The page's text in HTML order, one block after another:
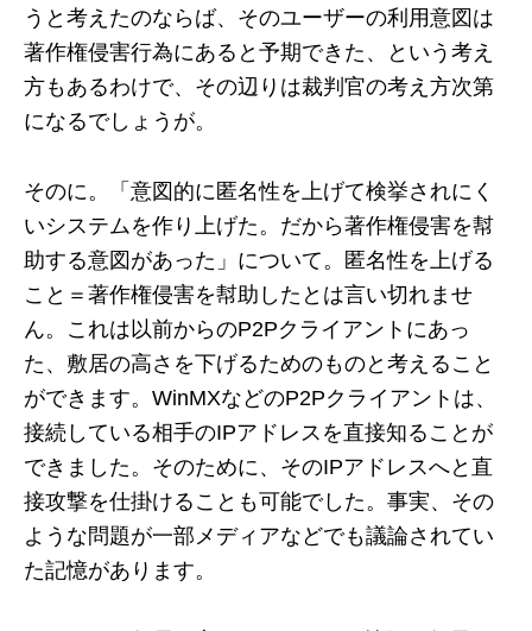
うと考えたのならば、そのユーザーの利用意図は
著作権侵害行為にあると予期できた、という考え
方もあるわけで、その辺りは裁判官の考え方次第
になるでしょうが。
そのに。「意図的に匿名性を上げて検挙されにく
いシステムを作り上げた。だから著作権侵害を幇
助する意図があった」について。匿名性を上げる
こと＝著作権侵害を幇助したとは言い切れませ
ん。これは以前からのP2Pクライアントにあっ
た、敷居の高さを下げるためのものと考えること
ができます。WinMXなどのP2Pクライアントは、
接続している相手のIPアドレスを直接知ることが
できました。そのために、そのIPアドレスへと直
接攻撃を仕掛けることも可能でした。事実、その
ような問題が一部メディアなどでも議論されてい
た記憶があります。